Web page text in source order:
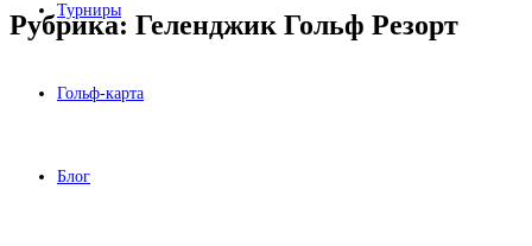
Турниры
Гольф-карта
Блог
Рубрика: Геленджик Гольф Резорт